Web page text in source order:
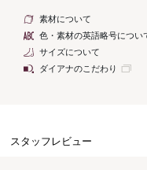
素材について
色・素材の英語略号につい
サイズについて
ダイアナのこだわり
スタッフレビュー